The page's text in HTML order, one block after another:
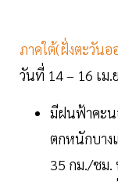
ภาคใต้(ฝั่งตะวันอ
วันที่ 14 – 16 เม.
มีฝนฟ้าคะน
ตกหนักบาง
35 กม./ชม.